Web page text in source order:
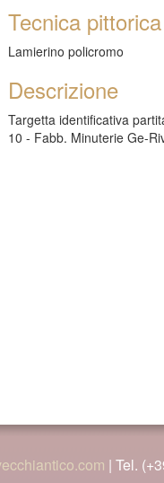
Tecnica pittorica
Lamierino policromo
Descrizione
Targetta identificativa
10 - Fabb. Minuterie Ge-
| Tel.